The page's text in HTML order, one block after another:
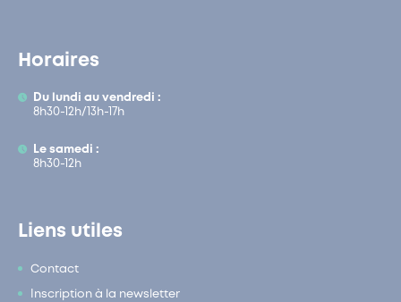
Horaires
Du lundi au vendredi :
8h30-12h/13h-17h
Le samedi :
8h30-12h
Liens utiles
Contact
Inscription à la newsletter